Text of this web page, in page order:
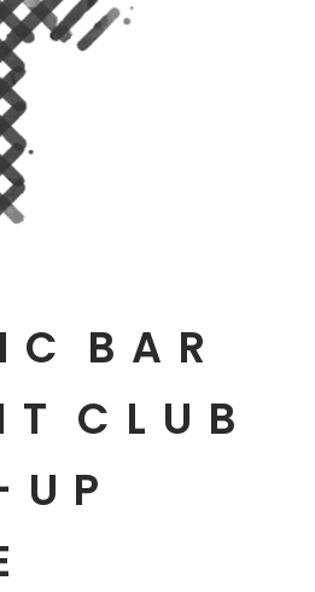
CLUB
BAR